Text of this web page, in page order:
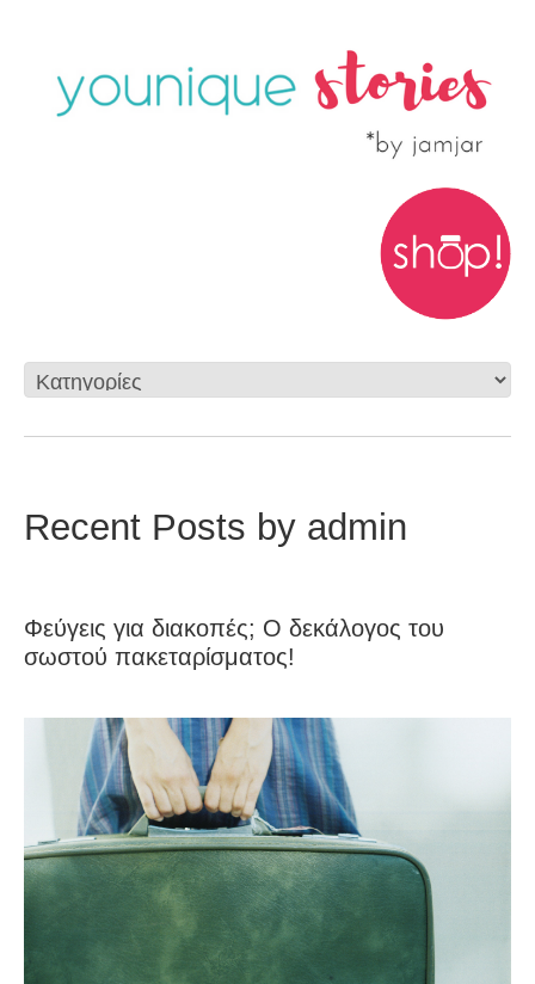
Recent Posts by admin
Φεύγεις για διακοπές; Ο δεκάλογος του
σωστού πακεταρίσματος!